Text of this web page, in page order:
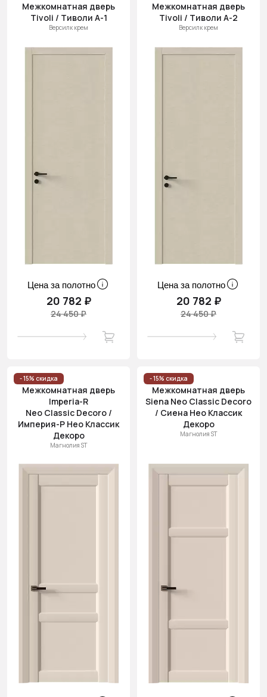
Межкомнатная дверь
Tivoli / Тиволи А-1
Версилк крем
Цена за полотно
20 782 ₽
24 450 ₽
Межкомнатная дверь
Tivoli / Тиволи А-2
Версилк крем
Цена за полотно
20 782 ₽
24 450 ₽
- 15% скидка
Межкомнатная дверь
Imperia-R
Neo Classic Decoro /
Империя-Р Нео Классик
Декоро
Магнолия ST
- 15% скидка
Межкомнатная дверь
Siena Neo Classic Decoro
/ Сиена Нео Классик
Декоро
Магнолия ST